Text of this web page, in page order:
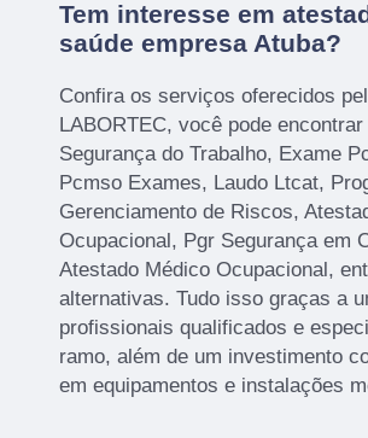
Tem interesse em
saúde empresa Atuba?
Confira os serviços oferecidos
LABORTEC, você pode
Segurança do Trabalho, Exame
Pcmso Exames, Laudo Ltcat,
Gerenciamento de Riscos,
Ocupacional, Pgr Segurança em
Atestado Médico Ocupacional,
alternativas. Tudo isso graças a
profissionais qualificados e
ramo, além de um investimento
em equipamentos e instalações